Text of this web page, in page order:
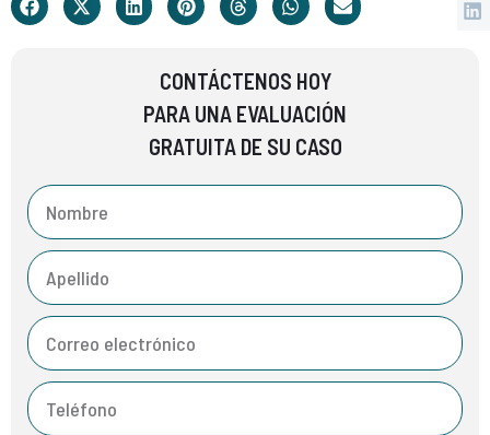
CONTÁCTENOS HOY
PARA UNA EVALUACIÓN
GRATUITA DE SU CASO